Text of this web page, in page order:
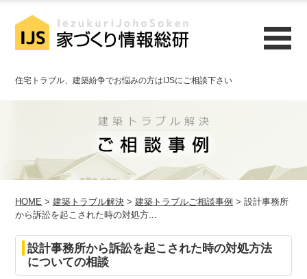
住宅トラブル、建築紛争でお悩みの方はIJSにご相談下さい
HOME >建築トラブル解決 >建築トラブルご相談事例 > 設計事務所
から訴訟を起こされた時の対処方...
設計事務所から訴訟を起こされた時の対処方法
についての相談